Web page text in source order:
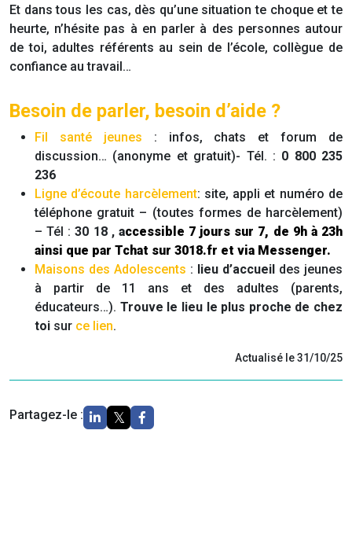
Et dans tous les cas, dès qu’une situation te choque et te
heurte, n’hésite pas à en parler à des personnes autour
de toi, adultes référents au sein de l’école, collègue de
confiance au travail…
Besoin de parler, besoin d’aide ?
Fil santé jeunes : infos, chats et forum de
discussion… (anonyme et gratuit)- Tél. : 0 800 235
236
Ligne d’écoute harcèlement: site, appli et numéro de
téléphone gratuit – (toutes formes de harcèlement)
– Tél :30 18 , accessible 7 jours sur 7, de 9h à 23h
ainsi que par Tchat sur 3018.fr et via Messenger.
Maisons des Adolescents : lieu d’accueil des jeunes
à partir de 11 ans et des adultes (parents,
éducateurs…). Trouve le lieu le plus proche de chez
toi sur ce lien.
Actualisé le 31/10/25
Partagez-le :